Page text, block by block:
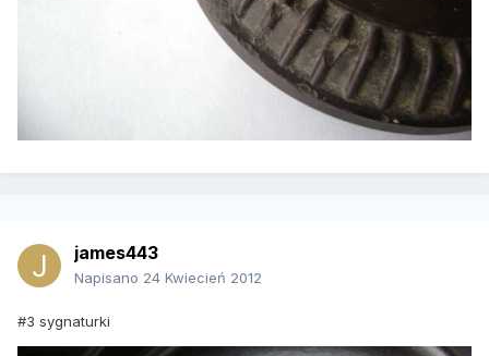
james443
Napisano 24 Kwiecień 2012
#3 sygnaturki